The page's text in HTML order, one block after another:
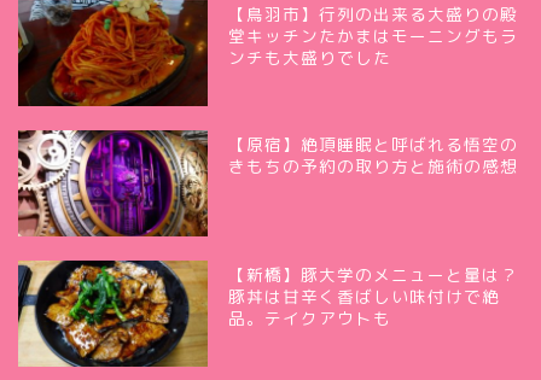
【鳥羽市】行列の出来る大盛りの殿
堂キッチンたかまはモーニングもラ
ンチも大盛りでした
【原宿】絶頂睡眠と呼ばれる悟空の
きもちの予約の取り方と施術の感想
【新橋】豚大学のメニューと量は？
豚丼は甘辛く香ばしい味付けで絶
品。テイクアウトも